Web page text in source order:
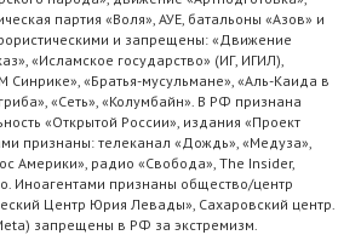
партия «Воля», АУЕ, батальоны «Азов» и
и запрещены: «Движение
«Исламское государство» (ИГ, ИГИЛ),
«Братья-мусульмане», «Аль-Каида в
«Сеть», «Колумбайн». В РФ признана
«Открытой России», издания «Проект
признаны: телеканал «Дождь», «Медуза»,
Америки», радио «Свобода», The Insider,
Иноагентами признаны общество/центр
Центр Юрия Левады», Сахаровский центр.
запрещены в РФ за экстремизм.